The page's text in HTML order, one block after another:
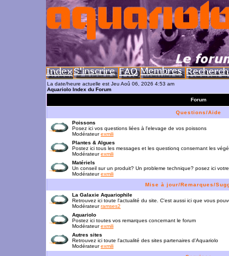
La date/heure actuelle est Jeu Aoû 06, 2026 4:53 am
Aquariolo Index du Forum
Forum
Questions/Aide
Poissons
Posez ici vos questions liées à l'elevage de vos poissons
Modérateurexmili
Plantes & Algues
Postez ici tous les messages et les questionq consernant les
Modérateurexmili
Matériels
Un conseil sur un produit? Un probleme technique? posez ici
Modérateurexmili
Mise à jour/Remarques/
La Galaxie Aquariophile
Retrouvez ici toute l'actualité du site. C'est aussi ici que vous
Modérateurramses2
Aquariolo
Postez ici toutes vos remarques concernant le forum
Modérateurexmili
Autres sites
Retrouvez ici toute l'actualité des sites partenaires d'Aquariolo
Modérateurexmili